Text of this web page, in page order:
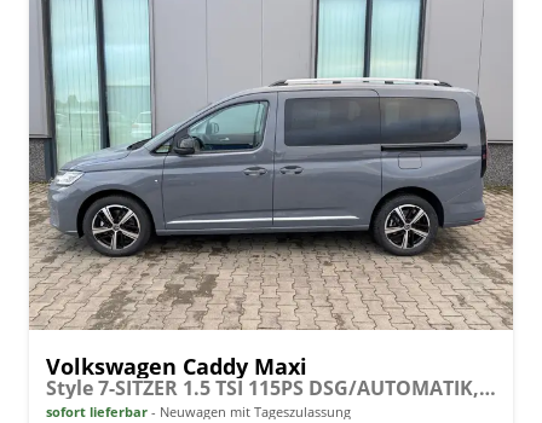
Volkswagen Caddy Maxi
Style 7-SITZER 1.5 TSI 115PS DSG/AUTOMATIK, PURE-GREY, 17" Alu/Ganzjahresreifen, Winterpaket, ACC-Tempomat, Toter-Winkel, ParkAssist, Parksensoren vo/hi, Rückfahrkamera, Radio Ready2Discover 10" + Wireless AppConnect, Climatronic, Abgedunkelte Scheiben
sofort lieferbar Neuwagen mit Tageszulassung